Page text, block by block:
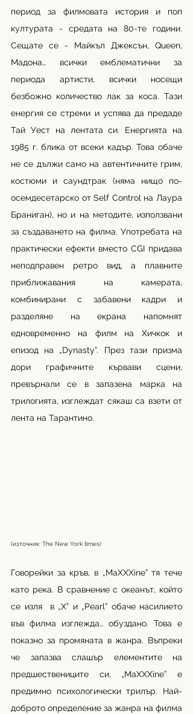
период за филмовата история и поп
културата - средата на 80-те години.
Сещате се - Майкъл Джексън, Queen,
Мадона… всички емблематични за
периода артисти, всички носещи
безбожно количество лак за коса. Тази
енергия се стреми и успява да предаде
Тай Уест на лентата си. Енергията на
1985 г. блика от всеки кадър. Това обаче
не се дължи само на автентичните грим,
костюми и саундтрак (няма нищо по-
осемдесетарско от Self Control на Лаура
Браниган), но и на методите, използвани
за създаването на филма. Употребата на
практически ефекти вместо CGI придава
неподправен ретро вид, а плавните
приближавания на камерата,
комбинирани с забавени кадри и
разделяне на екрана напомнят
едновременно на филм на Хичкок и
епизод на „Dynasty”. През тази призма
дори графичните кървави сцени,
превърнали се в запазена марка на
трилогията, изглеждат сякаш са взети от
лента на Тарантино.
(източник: The New York times)
Говорейки за кръв, в „MaXXXine” тя тече
като река. В сравнение с океанът, който
се изля  в „Х” и „Pearl” обаче насилието
във филма изглежда… обуздано. Това е
показно за промяната в жанра. Въпреки
че запазва слашър елементите на
предшествениците си, „MaXXXine” е
предимно психологически трилър. Най-
доброто определение за жанра на филма